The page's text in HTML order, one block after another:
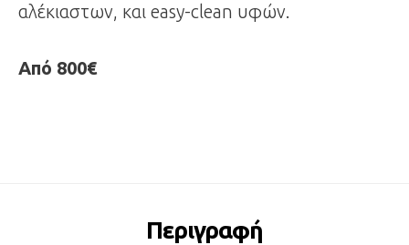
αλέκιαστων, και easy-clean υφών.
Από 800€
Περιγραφή